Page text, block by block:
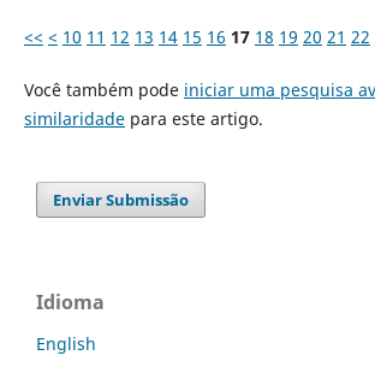
<< < 10 11 12 13 14 15 16 17 18 19 20 21 22
Você também pode iniciar uma pesquisa
similaridadepara este artigo.
Enviar Submissão
Idioma
English